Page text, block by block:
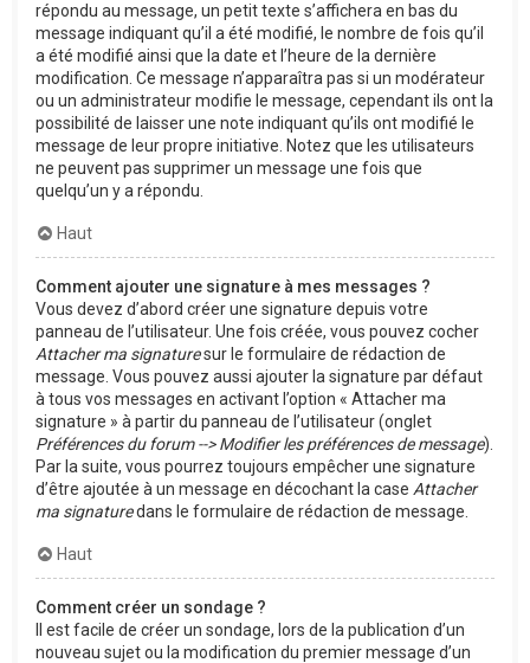
répondu au message, un petit texte s’affichera en bas du
message indiquant qu’il a été modifié, le nombre de fois qu’il
a été modifié ainsi que la date et l’heure de la dernière
modification. Ce message n’apparaîtra pas si un modérateur
ou un administrateur modifie le message, cependant ils ont la
possibilité de laisser une note indiquant qu’ils ont modifié le
message de leur propre initiative. Notez que les utilisateurs
ne peuvent pas supprimer un message une fois que
quelqu’un y a répondu.
Haut
Comment ajouter une signature à mes messages ?
Vous devez d’abord créer une signature depuis votre
panneau de l’utilisateur. Une fois créée, vous pouvez cocher
Attacher ma signaturesur le formulaire de rédaction de
message. Vous pouvez aussi ajouter la signature par défaut
à tous vos messages en activant l’option « Attacher ma
signature » à partir du panneau de l’utilisateur (onglet
Préférences du forum --> Modifier les préférences de message).
Par la suite, vous pourrez toujours empêcher une signature
d’être ajoutée à un message en décochant la case Attacher
ma signaturedans le formulaire de rédaction de message.
Haut
Comment créer un sondage ?
Il est facile de créer un sondage, lors de la publication d’un
nouveau sujet ou la modification du premier message d’un